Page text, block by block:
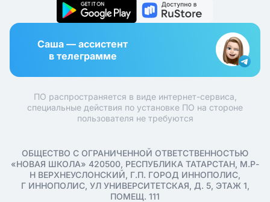
Саша — ассистент
в телеграмме
ПО распространяется в виде интернет-сервиса,
специальные действия по установке ПО на стороне
пользователя не требуются
ОБЩЕСТВО С ОГРАНИЧЕННОЙ ОТВЕТСТВЕННОСТЬЮ
«НОВАЯ ШКОЛА» 420500, РЕСПУБЛИКА ТАТАРСТАН, М.Р-
Н ВЕРХНЕУСЛОНСКИЙ, Г.П. ГОРОД ИННОПОЛИС,
Г ИННОПОЛИС, УЛ УНИВЕРСИТЕТСКАЯ, Д. 5, ЭТАЖ 1,
ПОМЕЩ. 111